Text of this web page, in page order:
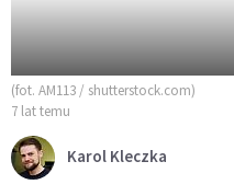
(fot. AM113 / shutterstock.com)
7 lat temu
Karol Kleczka